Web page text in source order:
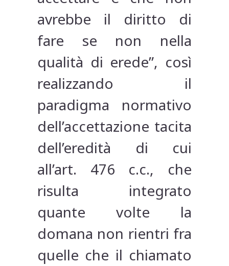
avrebbe il diritto di
fare se non nella
qualità di erede”, così
realizzando il
paradigma normativo
dell’accettazione tacita
dell’eredità di cui
all’art. 476 c.c., che
risulta integrato
quante volte la
doman­a non rientri fra
quelle che il chiamato